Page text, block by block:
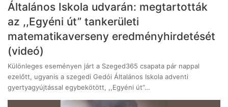
Általános Iskola udvarán: megtartották
az ,,Egyéni út” tankerületi
matematikaverseny eredményhirdetését
(videó)
Különleges eseményen járt a Szeged365 csapata pár nappal
ezelőtt, ugyanis a szegedi Gedói Általános Iskola adventi
gyertyagyújtással egybekötött, ,,Egyéni út”…